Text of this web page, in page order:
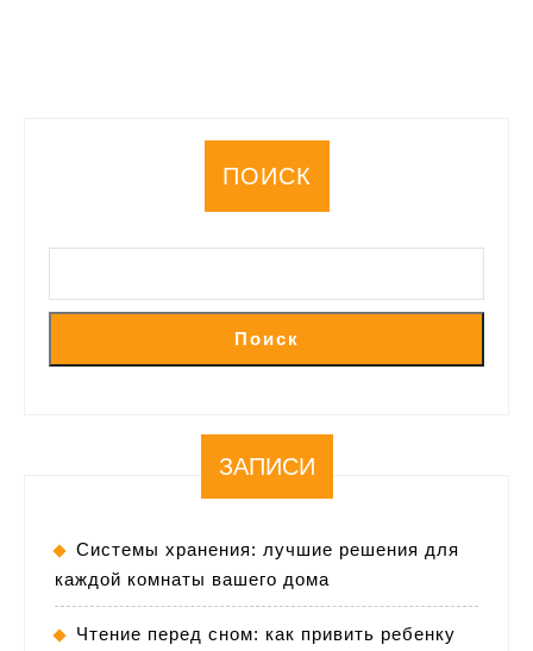
ПОИСК
Поиск
ЗАПИСИ
Системы хранения: лучшие решения для
каждой комнаты вашего дома
Чтение перед сном: как привить ребенку